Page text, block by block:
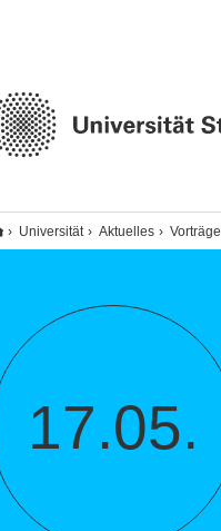
Universität Aktuelles Vorträge
17.05.